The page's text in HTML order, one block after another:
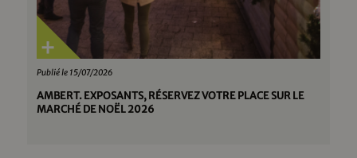
Publié le 15/07/2026
AMBERT. EXPOSANTS, RÉSERVEZ VOTRE PLACE SUR LE
MARCHÉ DE NOËL 2026